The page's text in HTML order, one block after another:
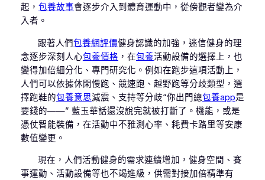
起， 包養故事會逐步介入到體育運動中，從傍觀者變為介
入者。
跟著人們包養網評價健身認識的加強，迷信健身的理
念逐步深刻人心包養價格 ，在包養活動設備的選擇上，也
變得加倍細分化、專門研究化。例如在跑步這項活動上，
人們可以依據休閑慢跑、競速跑、越野跑等分歧類型，選
擇跑鞋的包養意思減震、支持等分歧“你出門總包養app是
要錢的——” 藍玉華話還沒說完就被打斷了。機能，或是
憑仗智能裝備，在活動中不雅測心率、耗費卡路里等安康
數值變更。
現在，人們活動健身的需求連續增加，健身空間、賽
事運動、活動設備等也不竭進級，供需對接加倍精準有